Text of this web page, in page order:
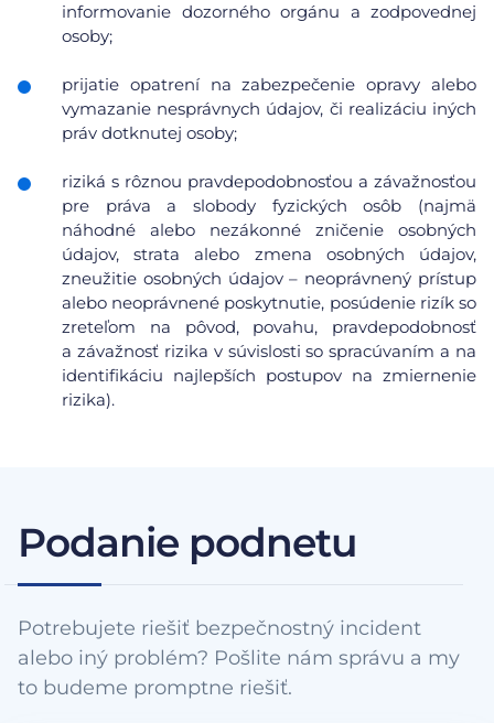
informovanie dozorného orgánu a zodpovednej
osoby;
prijatie opatrení na zabezpečenie opravy alebo
vymazanie nesprávnych údajov, či realizáciu iných
práv dotknutej osoby;
riziká s rôznou pravdepodobnosťou a závažnosťou
pre práva a slobody fyzických osôb (najmä
náhodné alebo nezákonné zničenie osobných
údajov, strata alebo zmena osobných údajov,
zneužitie osobných údajov – neoprávnený prístup
alebo neoprávnené poskytnutie, posúdenie rizík so
zreteľom na pôvod, povahu, pravdepodobnosť
a závažnosť rizika v súvislosti so spracúvaním a na
identifikáciu najlepších postupov na zmiernenie
rizika).
Podanie podnetu
Potrebujete riešiť bezpečnostný incident
alebo iný problém? Pošlite nám správu a my
to budeme promptne riešiť.